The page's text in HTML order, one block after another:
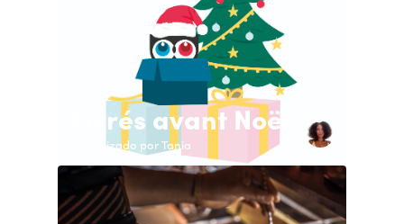
Livrés avant Noël
Organizado por Tania